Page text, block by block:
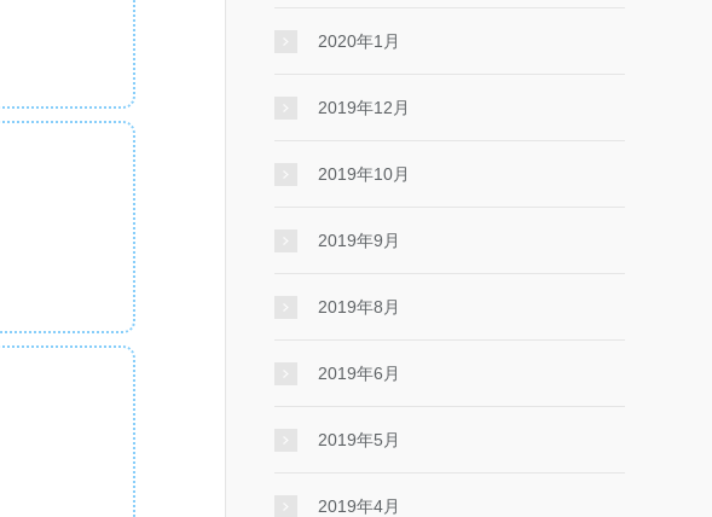
2020年1月
2019年12月
2019年10月
2019年9月
2019年8月
2019年6月
2019年5月
2019年4月